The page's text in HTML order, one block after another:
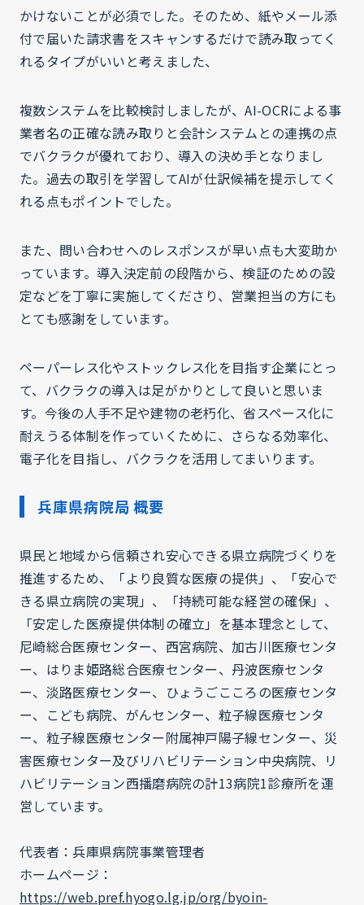
かけないことが必須でした。そのため、紙やメール添
付で届いた請求書をスキャンするだけで読み取ってく
れるタイプがいいと考えました、
複数システムを比較検討しましたが、AI-OCRによる事
業者名の正確な読み取りと会計システムとの連携の点
でバクラクが優れており、導入の決め手となりまし
た。過去の取引を学習してAIが仕訳候補を提示してく
れる点もポイントでした。
また、問い合わせへのレスポンスが早い点も大変助か
っています。導入決定前の段階から、検証のための設
定などを丁寧に実施してくださり、営業担当の方にも
とても感謝をしています。
ペーパーレス化やストックレス化を目指す企業にとっ
て、バクラクの導入は足がかりとして良いと思いま
す。今後の人手不足や建物の老朽化、省スペース化に
耐えうる体制を作っていくために、さらなる効率化、
電子化を目指し、バクラクを活用してまいります。
兵庫県病院局 概要
県民と地域から信頼され安心できる県立病院づくりを
推進するため、「より良質な医療の提供」、「安心で
きる県立病院の実現」、「持続可能な経営の確保」、
「安定した医療提供体制の確立」を基本理念として、
尼崎総合医療センター、西宮病院、加古川医療センタ
ー、はりま姫路総合医療センター、丹波医療センタ
ー、淡路医療センター、ひょうごこころの医療センタ
ー、こども病院、がんセンター、粒子線医療センタ
ー、粒子線医療センター附属神戸陽子線センター、災
害医療センター及びリハビリテーション中央病院、リ
ハビリテーション西播磨病院の計13病院1診療所を運
営しています。
代表者：兵庫県病院事業管理者
ホームページ：
https://web.pref.hyogo.lg.jp/org/byoin-